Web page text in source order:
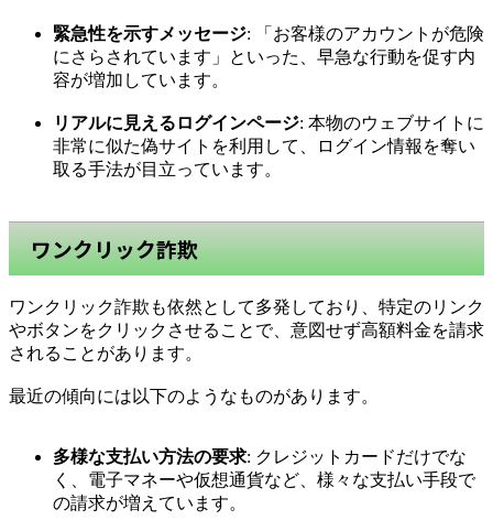
緊急性を示すメッセージ: 「お客様のアカウントが危険
にさらされています」といった、早急な行動を促す内
容が増加しています。
リアルに見えるログインページ: 本物のウェブサイトに
非常に似た偽サイトを利用して、ログイン情報を奪い
取る手法が目立っています。
ワンクリック詐欺
ワンクリック詐欺も依然として多発しており、特定のリンク
やボタンをクリックさせることで、意図せず高額料金を請求
されることがあります。
最近の傾向には以下のようなものがあります。
多様な支払い方法の要求: クレジットカードだけでな
く、電子マネーや仮想通貨など、様々な支払い手段で
の請求が増えています。